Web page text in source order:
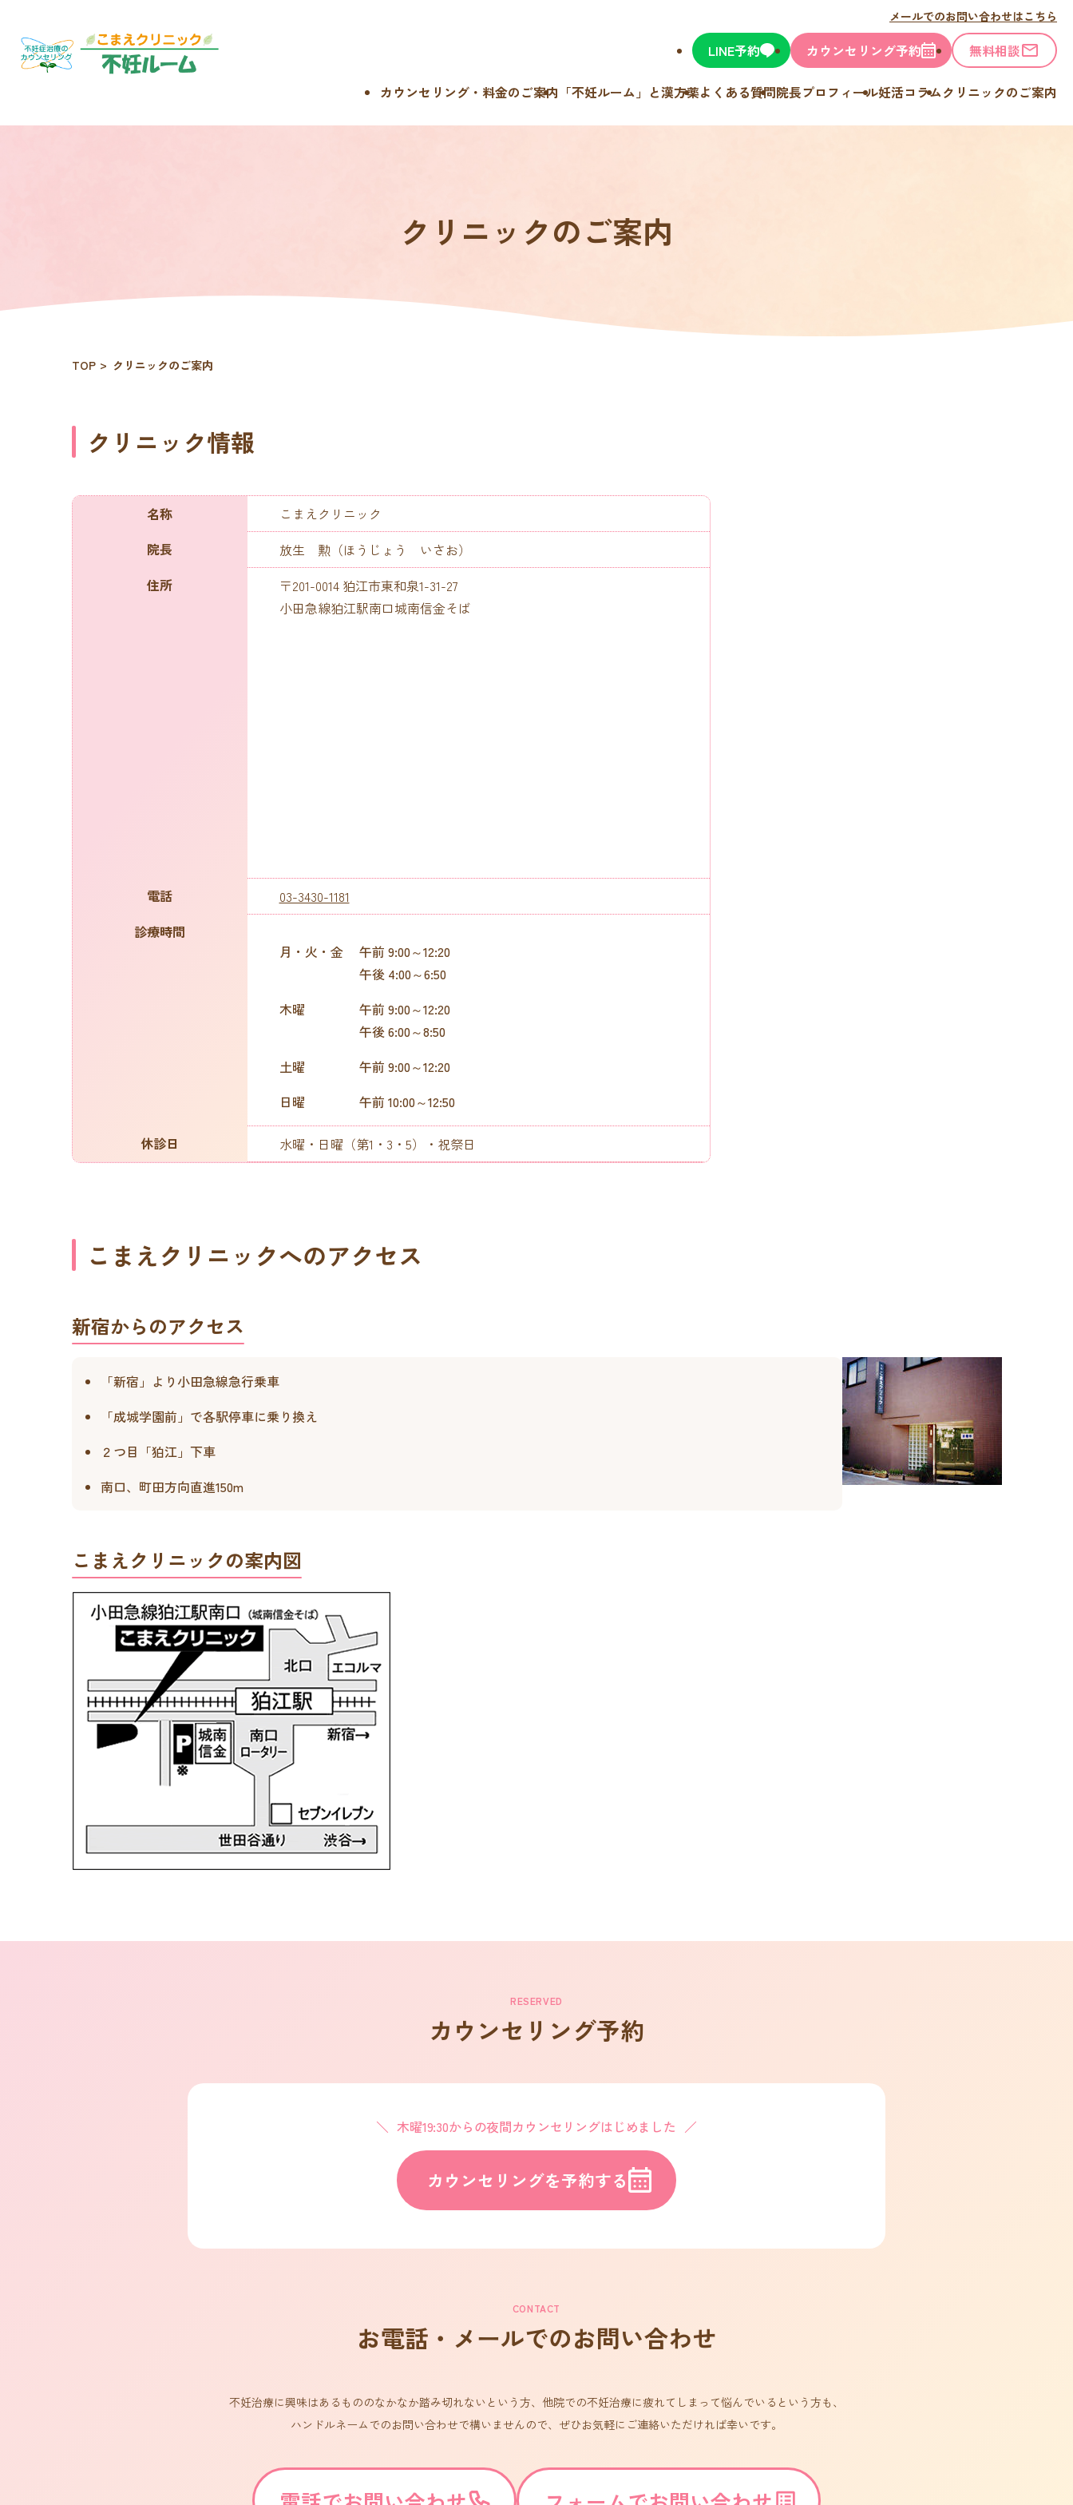
メールでのお問い合わせはこちら
LINE予約 カウンセリング予約 無料相談
カウンセリング・料金のご案内 「不妊ルーム」と漢方薬よくある質問院長プロフィール妊活コラムクリニックのご案内
クリニックのご案内
TOP クリニックのご案内
クリニック情報
名称
こまえクリニック
院長
放生 勲（ほうじょう いさお）
住所
〒201-0014 狛江市東和泉1-31-27
小田急線狛江駅南口城南信金そば
電話
03-3430-1181
診療時間
月・火・金
午前 9:00～12:20
午後 4:00～6:50
木曜
午前 9:00～12:20
午後 6:00～8:50
土曜
午前 9:00～12:20
日曜
午前 10:00～12:50
休診日 水曜・日曜（第1・3・5）・祝祭日
こまえクリニックへのアクセス
新宿からのアクセス
「新宿」より小田急線急行乗車
「成城学園前」で各駅停車に乗り換え
２つ目「狛江」下車
南口、町田方向直進150m
こまえクリニックの案内図
RESERVED
カウンセリング予約
木曜19:30からの夜間カウンセリングはじめました
カウンセリングを予約する
CONTACT
お電話・メールでのお問い合わせ
不妊治療に興味はあるもののなかなか踏み切れないという方、他院での不妊治療に疲れてしまって悩んでいるという方も、
ハンドルネームでのお問い合わせで構いませんので、ぜひお気軽にご連絡いただければ幸いです。